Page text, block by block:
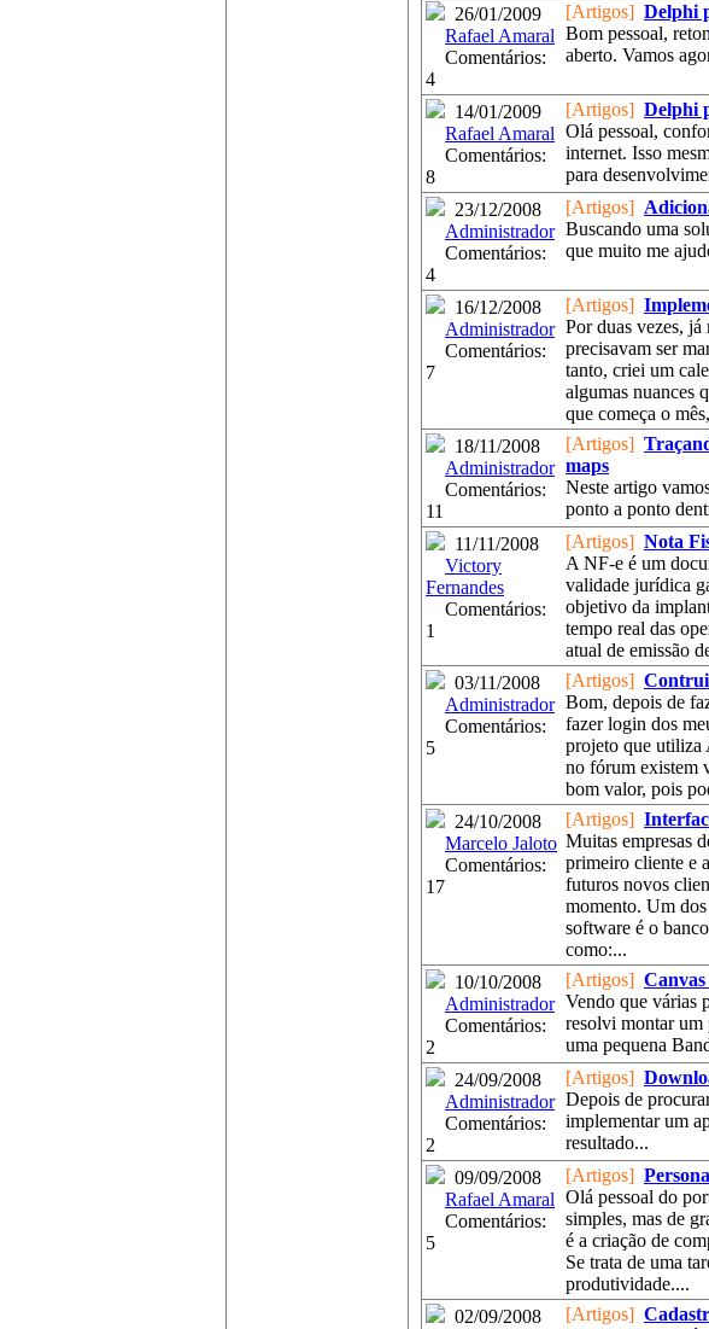
26/01/2009
Rafael Amaral
Comentários:
4
[Artigos] Delphi
Bom pessoal,
aberto. Vamos
14/01/2009
Rafael Amaral
Comentários:
8
[Artigos] Delphi
Olá pessoal,
internet. Isso
para
23/12/2008
Administrador
Comentários:
4
[Artigos]
Buscando uma
que muito me
16/12/2008
Administrador
Comentários:
7
[Artigos]
Por duas vezes,
precisavam ser
tanto, criei um
algumas nuances
que começa o
18/11/2008
Administrador
Comentários:
11
[Artigos]
maps
Neste artigo
ponto a ponto
11/11/2008
Victory
Fernandes
Comentários:
1
[Artigos] Nota
A NF-e é um
validade jurídica
objetivo da
tempo real das
atual de emissão
03/11/2008
Administrador
Comentários:
5
[Artigos]
Bom, depois de
fazer login dos
projeto que utiliza
no fórum existem
bom valor, pois
24/10/2008
Marcelo Jaloto
Comentários:
17
[Artigos]
Muitas empresas
primeiro cliente e
futuros novos
momento. Um
software é o
como:...
10/10/2008
Administrador
Comentários:
2
[Artigos]
Vendo que várias
resolvi montar um
uma pequena
24/09/2008
Administrador
Comentários:
2
[Artigos]
Depois de
implementar um
resultado...
09/09/2008
Rafael Amaral
Comentários:
5
[Artigos]
Olá pessoal do
simples, mas de
é a criação de
Se trata de uma
produtividade....
02/09/2008
[Artigos]